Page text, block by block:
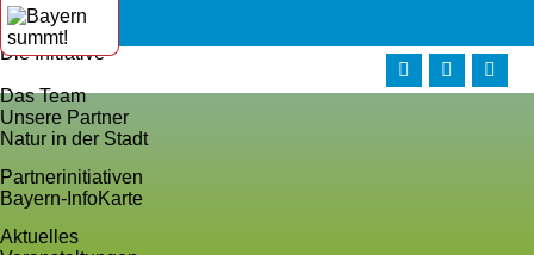
Home
Die Initiative
Die Initiative
Das Team
Unsere Partner
Natur in der Stadt
Partnerinitiativen
Bayern-InfoKarte
Aktuelles